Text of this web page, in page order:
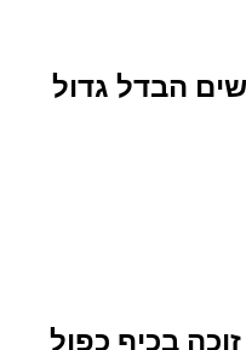
הבדל גדול
בכיף כפול